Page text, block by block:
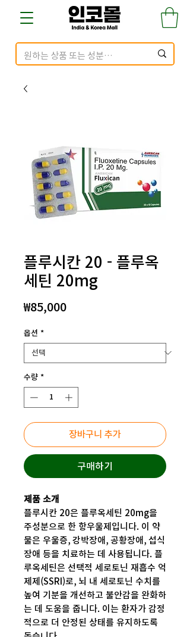
플루시칸 20 - 플루옥
세틴 20mg
₩85,000가
옵션 *
수량 *
장바구니 추가
구매하기
제품 소개
플루시칸 20은 플루옥세틴 20mg을
주성분으로 한 항우울제입니다. 이 약
물은 우울증, 강박장애, 공황장애, 섭식
장애 등을 치료하는 데 사용됩니다. 플
루옥세틴은 선택적 세로토닌 재흡수 억
제제(SSRI)로, 뇌 내 세로토닌 수치를
높여 기분을 개선하고 불안감을 완화하
는 데 도움을 줍니다. 이는 환자가 감정
적으로 더 안정된 상태를 유지하도록